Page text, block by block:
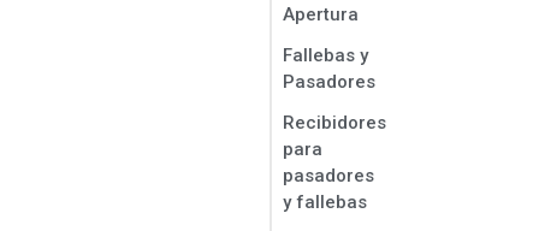
Apertura
Fallebas y
Pasadores
Recibidores
para
pasadores
y fallebas